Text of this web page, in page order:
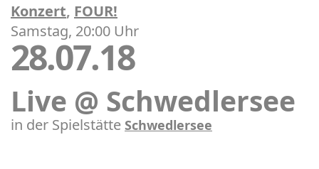
Konzert, FOUR!
Samstag, 20:00 Uhr
28.07.18
Live @ Schwedlersee
in der Spielstätte Schwedlersee